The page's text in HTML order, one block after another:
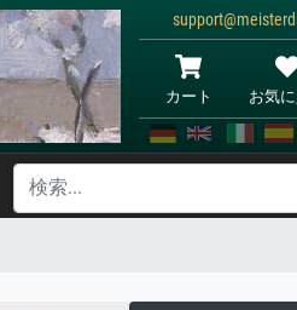
カート お気